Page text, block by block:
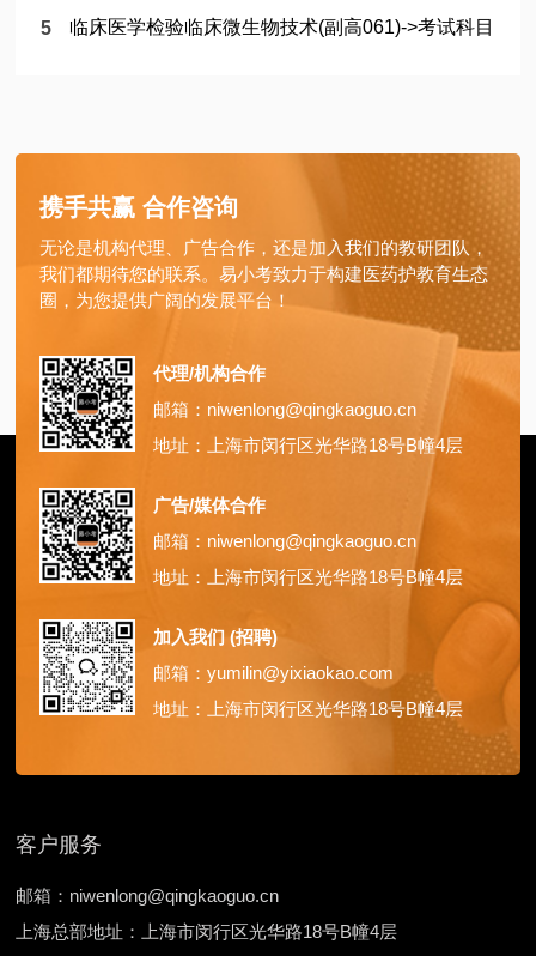
临床医学检验临床微生物技术(副高061)->考试科目
携手共赢 合作咨询
无论是机构代理、广告合作，还是加入我们的教研团队，
我们都期待您的联系。易小考致力于构建医药护教育生态
圈，为您提供广阔的发展平台！
代理/机构合作
邮箱：niwenlong@qingkaoguo.cn
地址：上海市闵行区光华路18号B幢4层
广告/媒体合作
邮箱：niwenlong@qingkaoguo.cn
地址：上海市闵行区光华路18号B幢4层
加入我们 (招聘)
邮箱：yumilin@yixiaokao.com
地址：上海市闵行区光华路18号B幢4层
客户服务
邮箱：niwenlong@qingkaoguo.cn
上海总部地址：上海市闵行区光华路18号B幢4层